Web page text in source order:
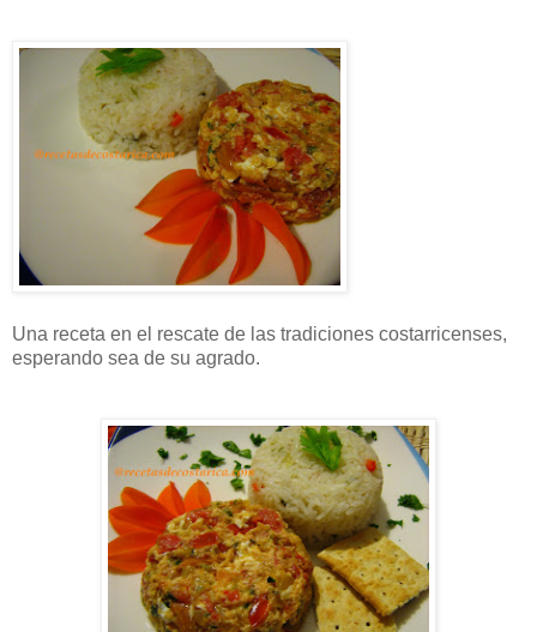
Una receta en el rescate de las tradiciones costarricenses,
esperando sea de su agrado.